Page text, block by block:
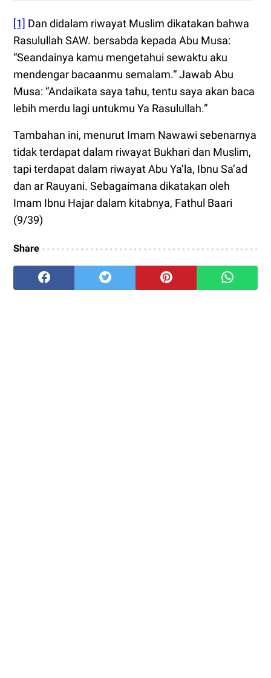
[1] Dan didalam riwayat Muslim dikatakan bahwa
Rasulullah SAW. bersabda kepada Abu Musa:
“Seandainya kamu mengetahui sewaktu aku
mendengar bacaanmu semalam.“ Jawab Abu
Musa: “Andaikata saya tahu, tentu saya akan baca
lebih merdu lagi untukmu Ya Rasulullah.”
Tambahan ini, menurut Imam Nawawi sebenarnya
tidak terdapat dalam riwayat Bukhari dan Muslim,
tapi terdapat dalam riwayat Abu Ya’la, Ibnu Sa’ad
dan ar Rauyani. Sebagaimana dikatakan oleh
Imam Ibnu Hajar dalam kitabnya, Fathul Baari
(9/39)
Share